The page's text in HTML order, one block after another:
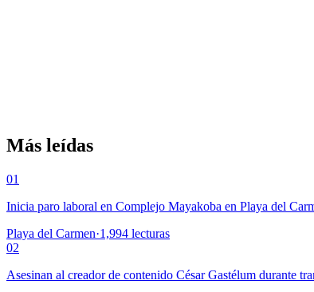
Más leídas
01
Inicia paro laboral en Complejo Mayakoba en Playa del
Playa del Carmen·1,994 lecturas
02
Asesinan al creador de contenido César Gastélum durante